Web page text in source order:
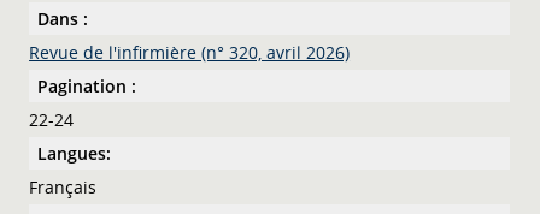
Dans :
Revue de l'infirmière (n° 320, avril 2026)
Pagination :
22-24
Langues:
Français